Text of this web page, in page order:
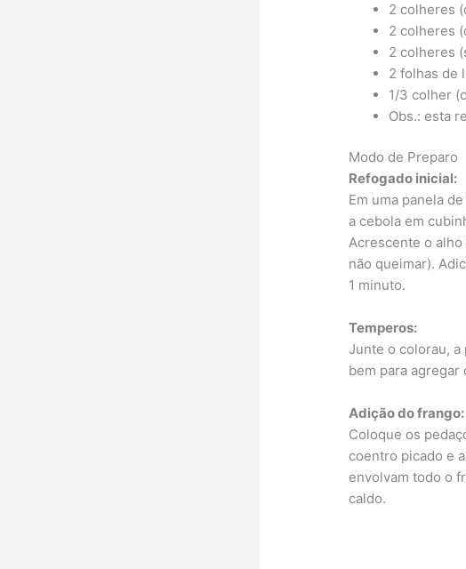
2 colheres
2 colheres
2 colheres
2 folhas de
1/3 colher
Obs.: esta
Modo de Preparo
Refogado inicial:
Em uma panela
a cebola em
Acrescente o
não queimar).
1 minuto.
Temperos:
Junte o colorau,
bem para agregar
Adição do frango:
Coloque os
coentro picado e
envolvam todo o
caldo.